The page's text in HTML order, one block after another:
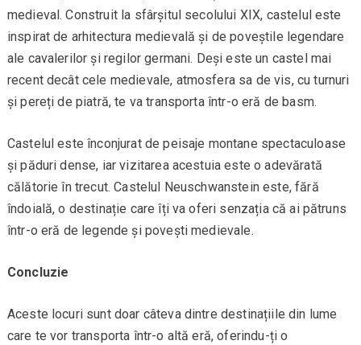
medieval. Construit la sfârșitul secolului XIX, castelul este
inspirat de arhitectura medievală și de poveștile legendare
ale cavalerilor și regilor germani. Deși este un castel mai
recent decât cele medievale, atmosfera sa de vis, cu turnuri
și pereți de piatră, te va transporta într-o eră de basm.
Castelul este înconjurat de peisaje montane spectaculoase
și păduri dense, iar vizitarea acestuia este o adevărată
călătorie în trecut. Castelul Neuschwanstein este, fără
îndoială, o destinație care îți va oferi senzația că ai pătruns
într-o eră de legende și povești medievale.
Concluzie
Aceste locuri sunt doar câteva dintre destinațiile din lume
care te vor transporta într-o altă eră, oferindu-ți o